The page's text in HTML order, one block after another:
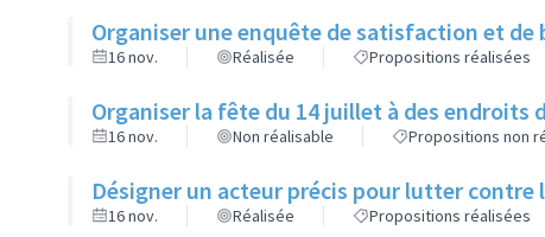
Organiser une enquête de satisfaction et de
16 nov. Réalisée Propositions réalisées
Organiser la fête du 14 juillet à des
16 nov. Non réalisable Propositions non
Désigner un acteur précis pour lutter contre
16 nov. Réalisée Propositions réalisées